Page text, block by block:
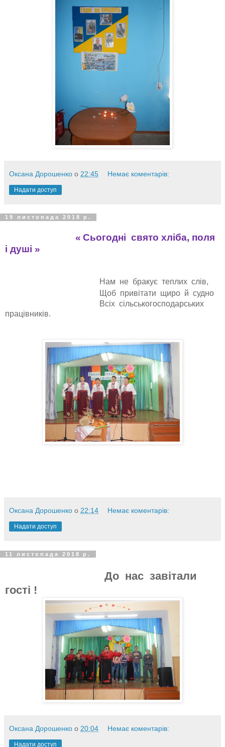
Оксана Дорошенко о 22:45 Немає коментарів:
Надати доступ
19 листопада 2018 р.
« Сьогодні свято хліба, поля
і душі »
Нам не бракує теплих слів,
Щоб привітати щиро й судно
Всіх сільськогосподарських
працівників.
Оксана Дорошенко о 22:14 Немає коментарів:
Надати доступ
11 листопада 2018 р.
До нас завітали
гості !
Оксана Дорошенко о 20:04 Немає коментарів:
Надати доступ